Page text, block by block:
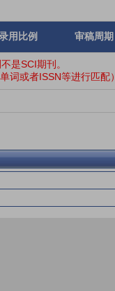
用比例 审稿周期
是SCI期刊。
词或者ISSN等进行匹配）